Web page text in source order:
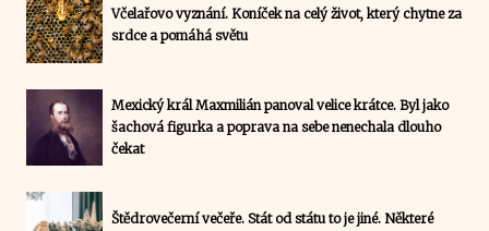
Včelařovo vyznání. Koníček na celý život, který chytne za
srdce a pomáhá světu
Mexický král Maxmilián panoval velice krátce. Byl jako
šachová figurka a poprava na sebe nenechala dlouho
čekat
Štědrovečerní večeře. Stát od státu to je jiné. Některé